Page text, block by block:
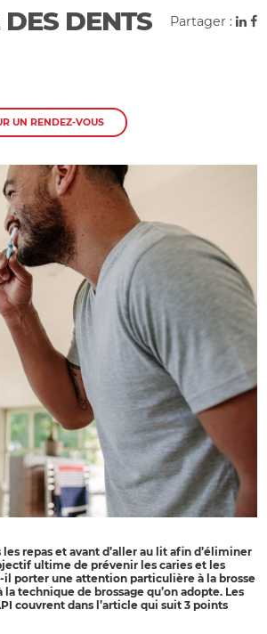
DENTS Partager :
UN RENDEZ-VOUS
repas et avant d’aller au lit afin d’éliminer
ultime de prévenir les caries et les
porter une attention particulière à la brosse
technique de brossage qu’on adopte. Les
couvrent dans l’article qui suit 3 points